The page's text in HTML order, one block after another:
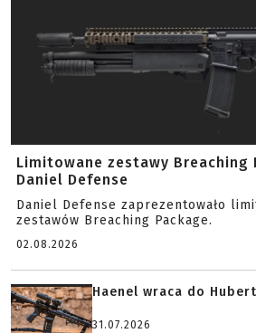
Limitowane zestawy Breaching
Daniel Defense
Daniel Defense zaprezentowało
zestawów Breaching Package.
02.08.2026
Haenel wraca do
31.07.2026